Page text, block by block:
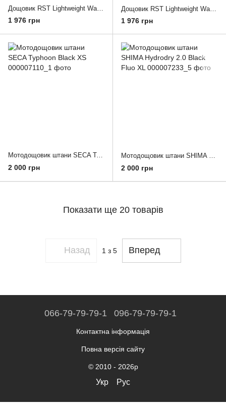
1 976 грн 1 976 грн
Мотодощовик штани SECA Typhoon Black XS
2 000 грн
Мотодощовик штани SHIMA Hydrodry 2.0 Black Fluo XL
2 000 грн
Показати ще 20 товарів
Назад 1 з 5 Вперед
066-79-79-79-1 096-79-79-79-1
Контактна інформація
Повна версія сайту
© 2010 - 2026р
Укр Рус